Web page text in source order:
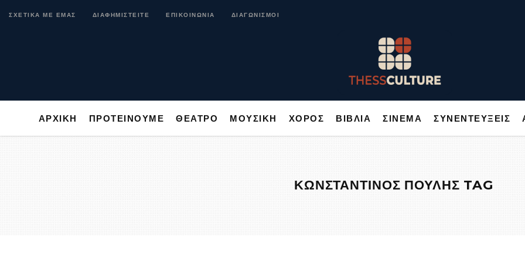
ΣΧΕΤΙΚΑ ΜΕ ΕΜΑΣ ΔΙΑΦΗΜΙΣΤΕΙΤΕ ΕΠΙΚΟΙΝΩΝΙΑ ΔΙΑΓΩΝΙΣΜΟΙ
ΑΡΧΙΚΗ ΠΡΟΤΕΙΝΟΥΜΕ ΘΕΑΤΡΟ ΜΟΥΣΙΚΗ ΧΟΡΟΣ ΒΙΒΛΙΑ ΣΙΝΕΜΑ ΣΥΝΕΝΤΕΥΞΕΙΣ
ΑΡΧΙΚΗ ΠΡΟΤΕΙΝΟΥΜΕ ΘΕΑΤΡΟ ΜΟΥΣΙΚΗ
ΚΩΝΣΤΑΝΤΙΝΟΣ ΠΟΥΛΗΣ TAG